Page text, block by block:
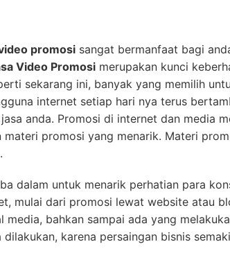
promosi sangat bermanfaat bagi
Video Promosi merupakan kunci
sekarang ini, banyak yang memilih
internet setiap hari nya terus
anda. Promosi di internet dan media
promosi yang menarik. Materi
dalam untuk menarik perhatian para
mulai dari promosi lewat website atau
bahkan sampai ada yang
karena persaingan bisnis